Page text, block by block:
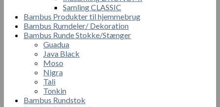
Samling CLASSIC
Bambus Produkter til hjemmebrug
Bambus Rumdeler/ Dekoration
Bambus Runde Stokke/Stænger
Guadua
Java Black
Moso
Nigra
Tali
Tonkin
Bambus Rundstok